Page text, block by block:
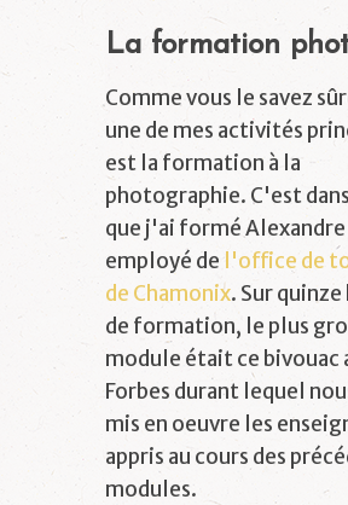
La formation
Comme vous le savez
une de mes activités
est la formation à la
photographie. C'est
que j'ai formé Alexandre
employé de l'office de
de Chamonix. Sur quinze
de formation, le plus
module était ce bivouac
Forbes durant lequel
mis en oeuvre les
appris au cours des
modules.